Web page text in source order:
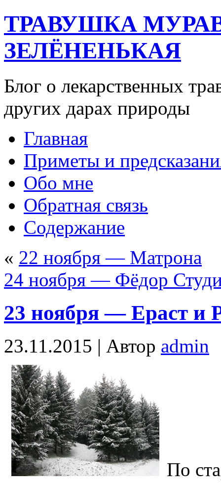
ТРАВУШКА
ЗЕЛЁНЕНЬКАЯ
Блог о лекарственных
других дарах природы
Главная
Приметы и
Обо мне
Обратная связь
Содержание
« 22 ноября — Матрона
24 ноября — Фёдор
23 ноября — Ераст и
23.11.2015 | Автор admin
По